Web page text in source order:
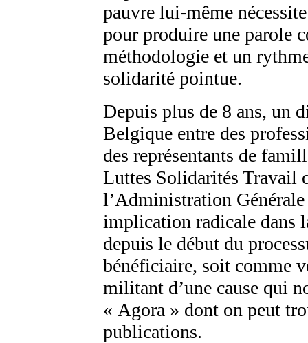
pauvre lui-même
pour produire une parole
méthodologie et un
solidarité pointue.
Depuis plus de 8 ans, un
Belgique entre des
des représentants de
Luttes Solidarités Travail
l’Administration Générale
implication radicale dans
depuis le début du
bénéficiaire, soit comme
militant d’une cause qui
« Agora » dont on peut
publications.